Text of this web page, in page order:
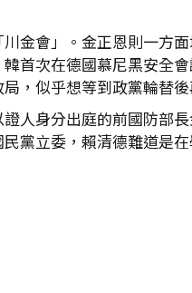
金會」。金正恩則一方
首次在德國慕尼黑安全
，似乎想等到政黨輪替後
人身分出庭的前國防部
黨立委，賴清德難道是在